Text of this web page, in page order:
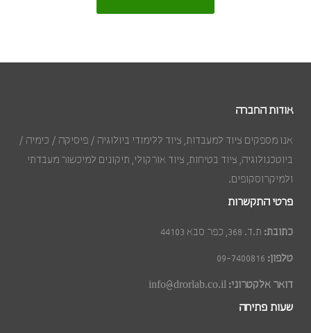
אודות החברה
אנו מספקים ציוד למעבדות, ציוד ללימודי ביולוגיה / פיסיקה / כימיה /
ביוטכנולוגיה, ציוד בטיחות, ציוד אורקולי, תיקונים למיכשור מעבדתי
ולמיקרוסקופים.
פרטי התקשרות
כתובת: ת.ד. 368, כפר סבא 44103
טלפון: 09-7400816
דואר אלקטרוני: info@drorlab.co.il
שעות פתיחה